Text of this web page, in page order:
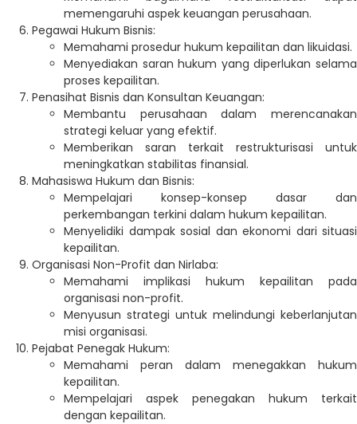
memengaruhi aspek keuangan perusahaan.
Pegawai Hukum Bisnis:
Memahami prosedur hukum kepailitan dan likuidasi.
Menyediakan saran hukum yang diperlukan selama
proses kepailitan.
Penasihat Bisnis dan Konsultan Keuangan:
Membantu perusahaan dalam merencanakan
strategi keluar yang efektif.
Memberikan saran terkait restrukturisasi untuk
meningkatkan stabilitas finansial.
Mahasiswa Hukum dan Bisnis:
Mempelajari konsep-konsep dasar dan
perkembangan terkini dalam hukum kepailitan.
Menyelidiki dampak sosial dan ekonomi dari situasi
kepailitan.
Organisasi Non-Profit dan Nirlaba:
Memahami implikasi hukum kepailitan pada
organisasi non-profit.
Menyusun strategi untuk melindungi keberlanjutan
misi organisasi.
Pejabat Penegak Hukum:
Memahami peran dalam menegakkan hukum
kepailitan.
Mempelajari aspek penegakan hukum terkait
dengan kepailitan.